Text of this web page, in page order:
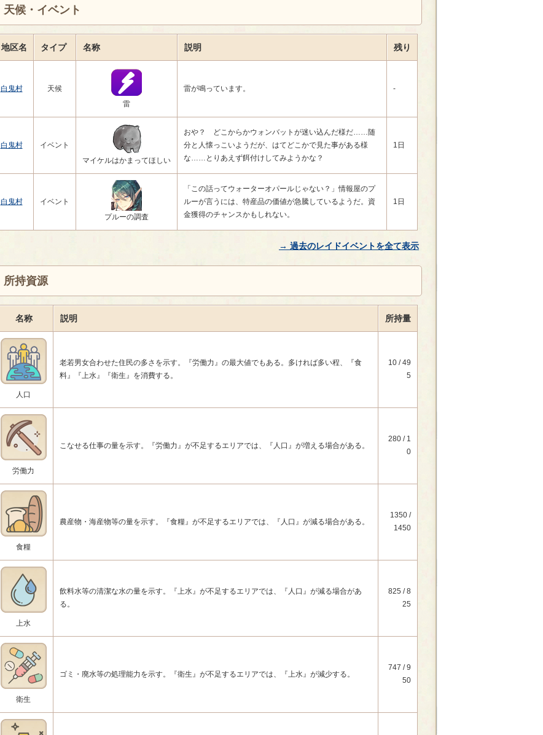
天候・イベント
地区名 タイプ 名称 説明 残り
白鬼村
天候
雷
雷が鳴っています。 -
白鬼村
イベント
マイケルはかまってほしい
おや？ どこからかウォンバットが迷い込んだ様だ……随
分と人懐っこいようだが、はてどこかで見た事がある様
な……とりあえず餌付けしてみようかな？
1日
白鬼村
イベント
プルーの調査
「この話ってウォーターオパールじゃない？」情報屋のプ
ルーが言うには、特産品の価値が急騰しているようだ。資
金獲得のチャンスかもしれない。
1日
→ 過去のレイドイベントを全て表示
所持資源
名称 説明 所持量
人口
老若男女合わせた住民の多さを示す。『労働力』の最大値でもある。多ければ多い程、『食
料』『上水』『衛生』を消費する。
10 / 49
5
労働力
こなせる仕事の量を示す。『労働力』が不足するエリアでは、『人口』が増える場合がある。
280 / 1
0
食糧
農産物・海産物等の量を示す。『食糧』が不足するエリアでは、『人口』が減る場合がある。
1350 /
1450
上水
飲料水等の清潔な水の量を示す。『上水』が不足するエリアでは、『人口』が減る場合があ
る。
825 / 8
25
衛生
ゴミ・廃水等の処理能力を示す。『衛生』が不足するエリアでは、『上水』が減少する。
747 / 9
50